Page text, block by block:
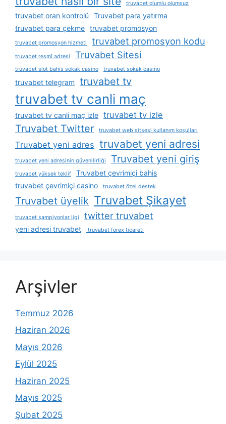
truvabet olumlu olumsuz
truvabet oran kontrolü
Truvabet para yatırma
truvabet para çekme truvabet promosyon
truvabet promosyon hizmeti truvabet promosyon kodu
truvabet resmî adresi Truvabet Sitesi
truvabet slot bahis sokak casino truvabet sokak casino
truvabet telegram truvabet tv
truvabet tv canli maç
truvabet tv canli maç izle truvabet tv izle
Truvabet Twitter truvabet web sitsesi kullanım koşulları
Truvabet yeni adres truvabet yeni adresi
truvabet yeni adresinin güvenilirliği Truvabet yeni giriş
truvabet yüksek teklif
Truvabet çevrimiçi bahis
truvabet çevrimiçi casino
truvabet özel destek
Truvabet üyelik Truvabet Şikayet
truvabet şampiyonlar ligi twitter truvabet
yeni adresi truvabet truvabet forex ticareti
Arşivler
Temmuz 2026
Haziran 2026
Mayıs 2026
Eylül 2025
Haziran 2025
Mayıs 2025
Şubat 2025